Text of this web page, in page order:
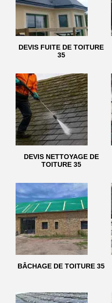
DEVIS FUITE DE TOITURE
35
DEVIS NETTOYAGE DE
TOITURE 35
BÂCHAGE DE TOITURE 35